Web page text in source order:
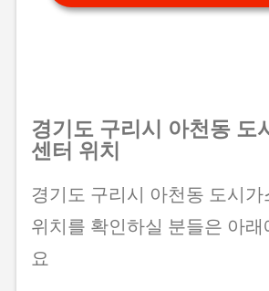
경기도 구리시 아천동 도
센터 위치
경기도 구리시 아천동 도시가
위치를 확인하실 분들은 아래
요